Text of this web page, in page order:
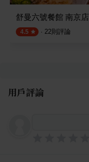
舒曼六號餐館 南京店
4.5 · 22則評論
用戶評論